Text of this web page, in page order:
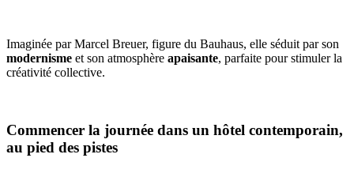
Imaginée par Marcel Breuer, figure du Bauhaus, elle séduit par son
modernisme et son atmosphère apaisante, parfaite pour stimuler la
créativité collective.
Commencer la journée dans un hôtel contemporain,
au pied des pistes